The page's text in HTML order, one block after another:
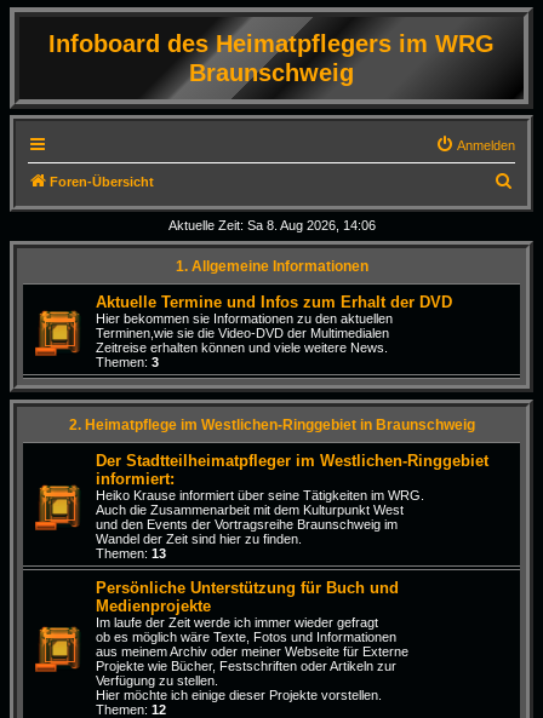
Infoboard des Heimatpflegers im WRG
Braunschweig
Anmelden
Foren-Übersicht
u
c
Aktuelle Zeit: Sa 8. Aug 2026, 14:06
1. Allgemeine Informationen
Aktuelle Termine und Infos zum Erhalt der DVD
Hier bekommen sie Informationen zu den aktuellen
Terminen,wie sie die Video-DVD der Multimedialen
Zeitreise erhalten können und viele weitere News.
Themen: 3
2. Heimatpflege im Westlichen-Ringgebiet in Braunschweig
Der Stadtteilheimatpfleger im Westlichen-Ringgebiet
informiert:
Heiko Krause informiert über seine Tätigkeiten im WRG.
Auch die Zusammenarbeit mit dem Kulturpunkt West
und den Events der Vortragsreihe Braunschweig im
Wandel der Zeit sind hier zu finden.
Themen: 13
Persönliche Unterstützung für Buch und
Medienprojekte
Im laufe der Zeit werde ich immer wieder gefragt
ob es möglich wäre Texte, Fotos und Informationen
aus meinem Archiv oder meiner Webseite für Externe
Projekte wie Bücher, Festschriften oder Artikeln zur
Verfügung zu stellen.
Hier möchte ich einige dieser Projekte vorstellen.
Themen: 12